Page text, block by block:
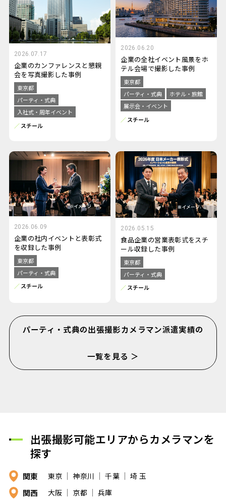
2026.07.17
企業のカンファレンスと懇親
会を写真撮影した事例
東京都
パーティ・式典
入社式・周年イベント
スチール
2026.06.20
企業の全社イベント風景をホ
テル会場で撮影した事例
東京都
パーティ・式典
ホテル・旅館
展示会・イベント
スチール
2026.06.09
企業の社内イベントと表彰式
を収録した事例
東京都
パーティ・式典
スチール
2026.05.15
食品企業の営業表彰式をスチ
ール収録した事例
東京都
パーティ・式典
スチール
パーティ・式典の出張撮影カメラマン派遣実績の
一覧を見る ＞
出張撮影可能エリアからカメラマンを
探す
関東 東京 神奈川 千葉 埼 玉
関西 大阪 京都 兵庫